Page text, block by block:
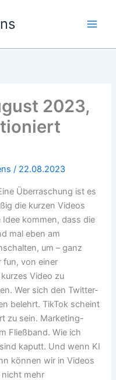
2023,
/ 22.08.2023
Überraschung ist es
die kurzen Videos
kommen, dass die
mal eben am
um – ganz
fun, von einer
Video zu
Wer sich den Twitter-
belehrt. TikTok scheint
zu sein. Marketing-
Fließband. Wie ich
kaputt. Und wenn KI
können wir in Videos
mehr